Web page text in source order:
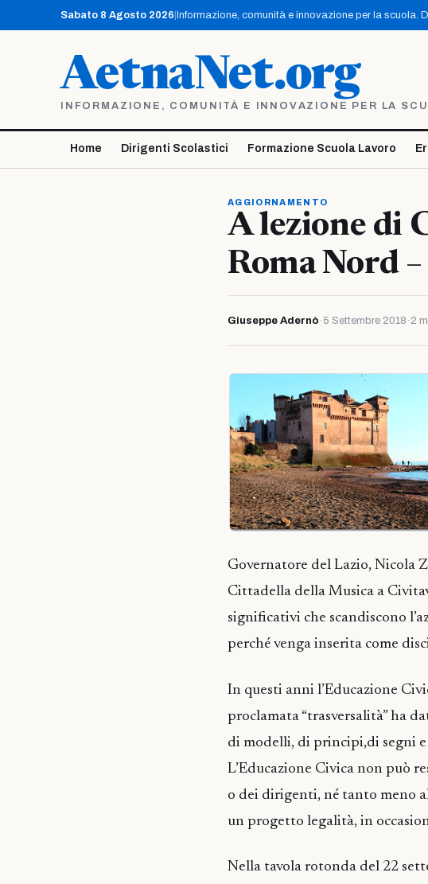
contenuto
Sabato 8 Agosto 2026 Informazione, comunità e innovazione per la scuola.
AetnaNet.org
INFORMAZIONE, COMUNITÀ E INNOVAZIONE PER LA
Home Dirigenti Scolastici Formazione Scuola Lavoro
AGGIORNAMENTO
A lezione di
Roma Nord
Giuseppe Adernò · 5 Settembre 2018 · 2
Governatore del Lazio, Nicola
Cittadella della Musica a
significativi che scandiscono
perché venga inserita come
In questi anni l’Educazione
proclamata “trasversalità” ha
di modelli, di principi,di segni
L’Educazione Civica non può
o dei dirigenti, né tanto meno
un progetto legalità, in
Nella tavola rotonda del 22